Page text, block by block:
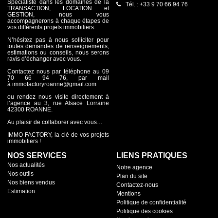
désactivé et sa vue dégagée sur la montagne. Le terrain est
entièrement clos et dispose d'un portail électrique.
Spécialiste dans les domaines de la
TRANSACTION, LOCATION et
GESTION, nous vous
accompagnerons à chaque étapes de
vos différents projets immobiliers.
N’hésitez pas à nous solliciter pour
toutes demandes de renseignements,
estimations ou conseils, nous serons
ravis d’échanger avec vous.
Contactez nous par téléphone au 09
70 66 94 76, par mail
à immofactoryroanne@gmail.com
ou rendez nous visite directement à
l’agence au 3, rue Alsace Lorraine
42300 ROANNE.
Au plaisir de collaborer avec vous…
IMMO FACTORY, la clé de vos projets
immobiliers !
Tél. : +33 9 70 66 94 76
NOS SERVICES
Nos actualités
Nos outils
Nos biens vendus
Estimation
LIENS PRATIQUES
Notre agence
Plan du site
Contactez-nous
Mentions
Politique de confidentialité
Politique des cookies